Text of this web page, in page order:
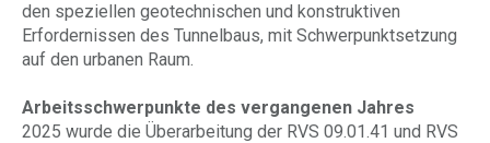
den speziellen geotechnischen und konstruktiven
Erfordernissen des Tunnelbaus, mit Schwerpunktsetzung
auf den urbanen Raum.
Arbeitsschwerpunkte des vergangenen Jahres
2025 wurde die Überarbeitung der RVS 09.01.41 und RVS